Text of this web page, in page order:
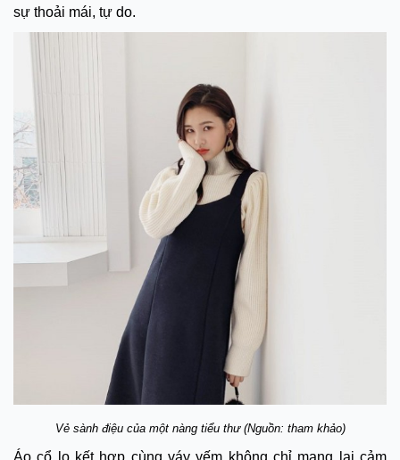
sự thoải mái, tự do.
Vẻ sành điệu của một nàng tiểu thư (Nguồn: tham khảo)
Áo cổ lọ kết hợp cùng váy yếm không chỉ mang lại cảm